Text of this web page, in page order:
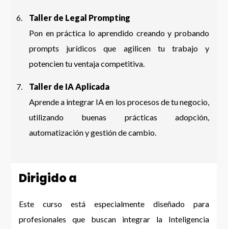
Taller de Legal Prompting
Pon en práctica lo aprendido creando y probando
prompts jurídicos que agilicen tu trabajo y
potencien tu ventaja competitiva.
Taller de IA Aplicada
Aprende a integrar IA en los procesos de tu negocio,
utilizando buenas prácticas adopción,
automatización y gestión de cambio.
Dirigido a
Este curso está especialmente diseñado para
profesionales que buscan integrar la Inteligencia